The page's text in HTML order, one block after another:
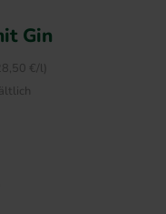
Gin
€/l)